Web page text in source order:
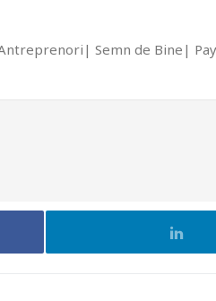
Semn de Bine